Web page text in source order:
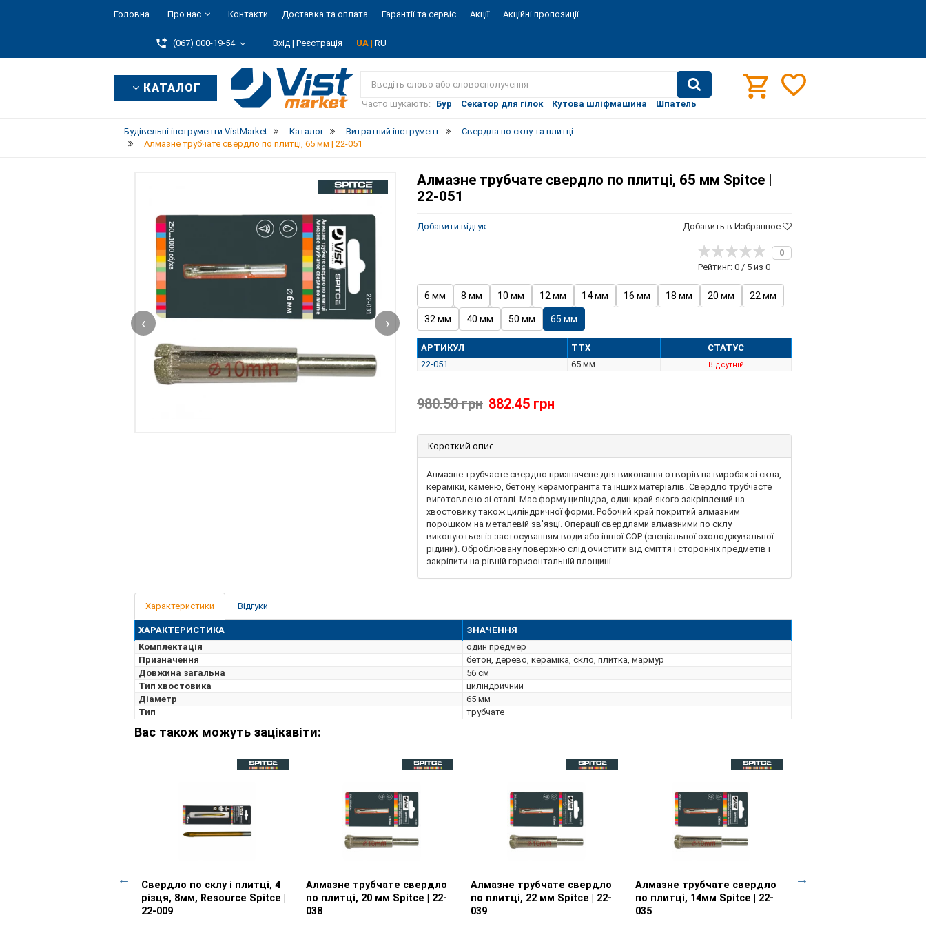
Головна Про нас Контакти Доставка та оплата Гарантії та сервіс Акції Акційні пропозиції
(067) 000-19-54 Вхід | Реєстрація UA | RU
КАТАЛОГ
market
Часто шукають: Бур Секатор для гілок Кутова шліфмашина Шпатель
Будівельні інструменти VistMarket Каталог Витратний інструмент
Свердла по склу та плитці
Алмазне трубчате свердло по плитці, 65 мм | 22-051
‹ ›
Алмазне трубчате свердло по плитці, 65 мм Spitce |
22-051
Добавити відгук Добавить в Избранное
0
Рейтинг: 0 / 5 из 0
6 мм 8 мм 10 мм 12 мм 14 мм 16 мм 18 мм 20 мм 22 мм
32 мм 40 мм 50 мм 65 мм
АРТИКУЛ ТТХ
СТАТУС
22-051
65 мм Відсутній
980.50 грн 882.45 грн
Короткий опис
Алмазне трубчасте свердло призначене для виконання отворів на виробах зі скла,
кераміки, каменю, бетону, керамограніта та інших матеріалів. Свердло трубчасте
виготовлено зі сталі. Має форму циліндра, один край якого закріплений на
хвостовику також циліндричної форми. Робочий край покритий алмазним
порошком на металевій зв'язці. Операції свердлами алмазними по склу
виконуються із застосуванням води або іншої СОР (спеціальної охолоджувальної
рідини). Оброблювану поверхню слід очистити від сміття і сторонніх предметів і
закріпити на рівній горизонтальній площині.
Характеристики Відгуки
ХАРАКТЕРИСТИКА
ЗНАЧЕННЯ
Комплектація
один предмер
Призначення
бетон, дерево, кераміка, скло, плитка, мармур
Довжина загальна
56 см
Тип хвостовика
циліндричний
Діаметр
65 мм
Тип
трубчате
Вас також можуть зацікавіти:
Перегляд товару
Свердло по склу і плитці, 4
різця, 8мм, Resource Spitce |
22-009
Перегляд товару
Алмазне трубчате свердло
по плитці, 20 мм Spitce | 22-
038
Перегляд товару
Алмазне трубчате свердло
по плитці, 22 мм Spitce | 22-
039
Перегляд товару
Алмазне трубчате свердло
по плитці, 14мм Spitce | 22-
035
Свердло по склу і